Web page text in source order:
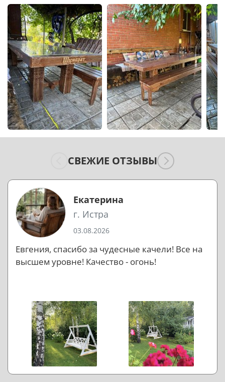
СВЕЖИЕ ОТЗЫВЫ
Екатерина
г. Истра
03.08.2026
Евгения, спасибо за чудесные качели! Все на
высшем уровне! Качество - огонь!